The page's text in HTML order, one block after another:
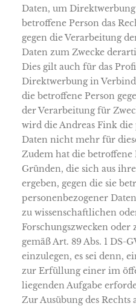
Daten, um
betroffene Person das
gegen die Verarbeitung
Daten zum Zwecke
Dies gilt auch für das
Direktwerbung in
die betroffene Person
der Verarbeitung für
wird die Andreas Fink die
Daten nicht mehr für
Zudem hat die betroffene
Gründen, die sich aus
ergeben, gegen die sie
personenbezogener
zu wissenschaftlichen
Forschungszwecken oder
gemäß Art. 89 Abs. 1 DS-
einzulegen, es sei denn,
zur Erfüllung einer im
liegenden Aufgabe
Zur Ausübung des